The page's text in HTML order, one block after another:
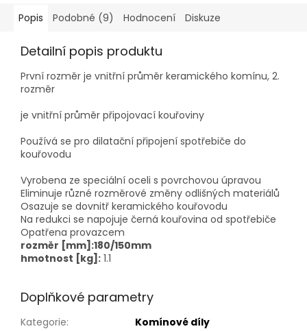
Popis Podobné (9) Hodnocení Diskuze
Detailní popis produktu
První rozměr je vnitřní průměr keramického komínu, 2.
rozměr
je vnitřní průměr připojovací kouřoviny
Používá se pro dilatační připojení spotřebiče do
kouřovodu
Vyrobena ze speciální oceli s povrchovou úpravou
Eliminuje různé rozměrové změny odlišných materiálů
Osazuje se dovnitř keramického kouřovodu
Na redukci se napojuje černá kouřovina od spotřebiče
Opatřena provazcem
rozměr [mm]:180/150mm
hmotnost [kg]: 1.1
Doplňkové parametry
Kategorie:
Komínové díly